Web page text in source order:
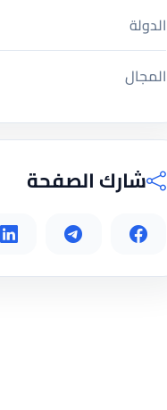
الدولة
المجال
شارك الصفحة